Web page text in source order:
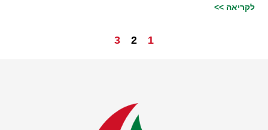
לקריאה >>
1
2
3